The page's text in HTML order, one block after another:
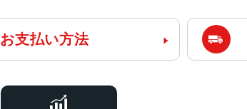
お支払い方法